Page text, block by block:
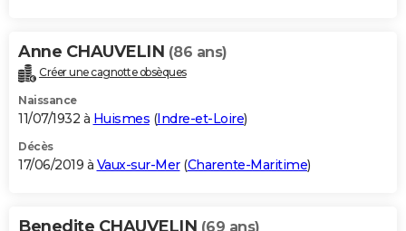
Anne CHAUVELIN (86 ans)
Créer une cagnotte obsèques
Naissance
11/07/1932 à Huismes (Indre-et-Loire)
Décès
17/06/2019 à Vaux-sur-Mer(Charente-Maritime)
Benedite CHAUVELIN (69 ans)